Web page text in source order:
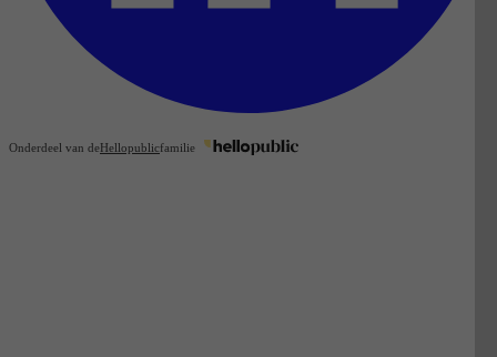
Onderdeel van deHellopublicfamilie